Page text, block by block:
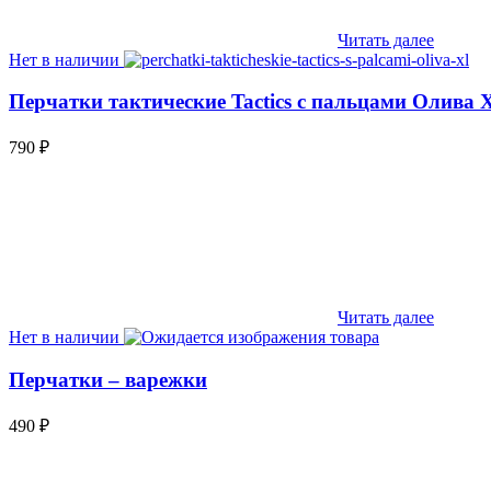
Читать далее
Нет в наличии
Перчатки тактические Tactics с пальцами Олива
790 ₽
Читать далее
Нет в наличии
Перчатки – варежки
490 ₽